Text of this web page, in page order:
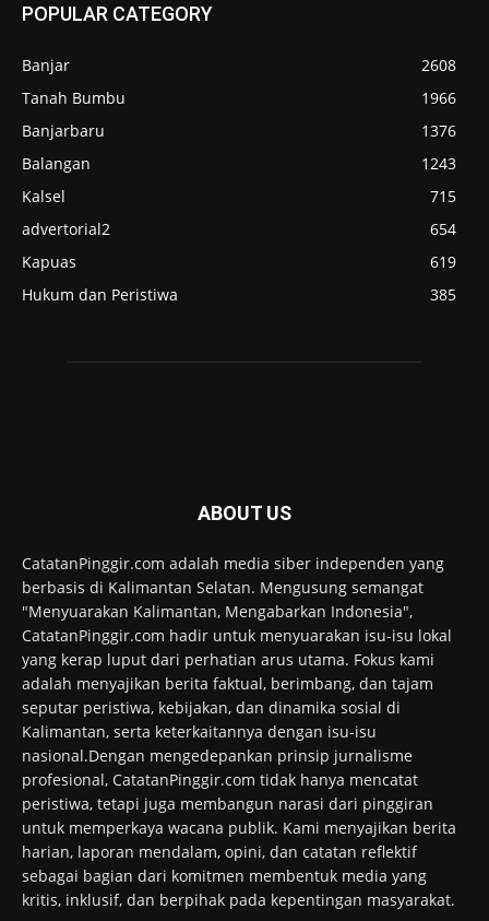
POPULAR CATEGORY
Banjar
2608
Tanah Bumbu
1966
Banjarbaru
1376
Balangan
1243
Kalsel
715
advertorial2
654
Kapuas
619
Hukum dan Peristiwa
385
ABOUT US
CatatanPinggir.com adalah media siber independen yang
berbasis di Kalimantan Selatan. Mengusung semangat
"Menyuarakan Kalimantan, Mengabarkan Indonesia",
CatatanPinggir.com hadir untuk menyuarakan isu-isu lokal
yang kerap luput dari perhatian arus utama. Fokus kami
adalah menyajikan berita faktual, berimbang, dan tajam
seputar peristiwa, kebijakan, dan dinamika sosial di
Kalimantan, serta keterkaitannya dengan isu-isu
nasional.Dengan mengedepankan prinsip jurnalisme
profesional, CatatanPinggir.com tidak hanya mencatat
peristiwa, tetapi juga membangun narasi dari pinggiran
untuk memperkaya wacana publik. Kami menyajikan berita
harian, laporan mendalam, opini, dan catatan reflektif
sebagai bagian dari komitmen membentuk media yang
kritis, inklusif, dan berpihak pada kepentingan masyarakat.